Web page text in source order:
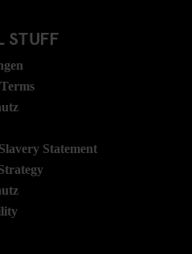
STUFF
Statement